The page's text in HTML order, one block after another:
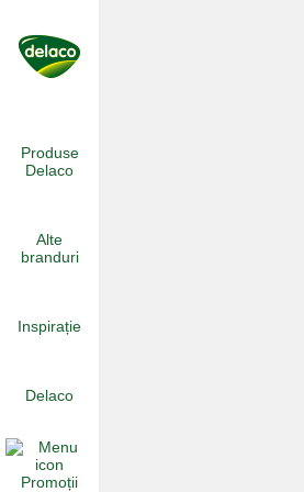
content
Produse
Delaco
Alte
branduri
Inspirație
Delaco
Promoții